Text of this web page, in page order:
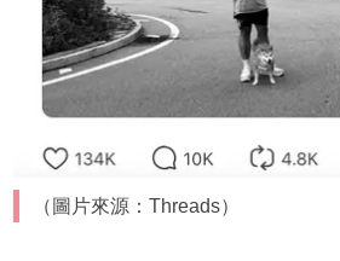
（圖片來源：Threads）